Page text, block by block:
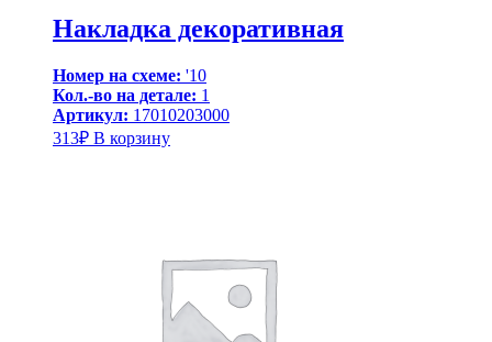
Накладка декоративная
Номер на схеме: '10
Кол.-во на детале: 1
Артикул: 17010203000
313₽ В корзину